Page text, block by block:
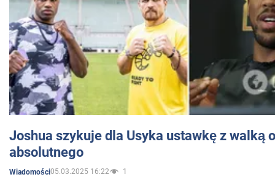
Joshua szykuje dla Usyka ustawkę z walką
absolutnego
Wiadomości05.03.2025 16:22 1